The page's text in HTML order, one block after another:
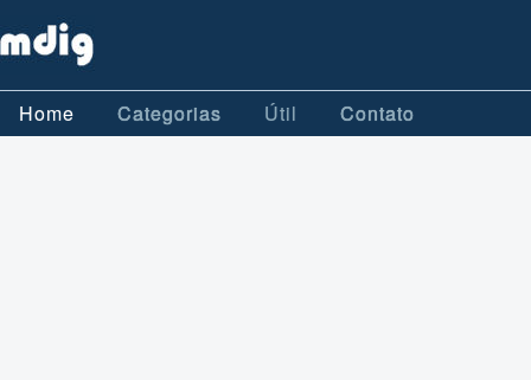
Home Categorias Útil Contato